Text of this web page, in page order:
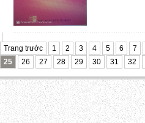
Trang trước 1 2 3 4 5 6 7
25
26 27 28 29 30 31 32